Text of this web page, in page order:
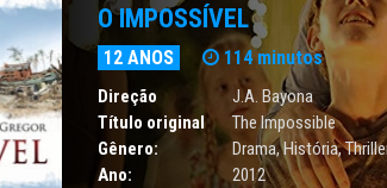
O IMPOSSÍVEL
12 ANOS 114 minutos
Direção
J.A. Bayona
Título original
The Impossible
Gênero:
Drama,História,
Ano:
2012